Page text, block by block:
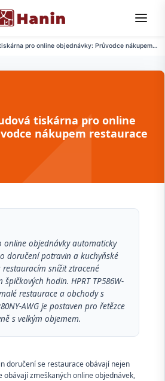
pro online objednávky: Průvodce nákupem
tiskárna pro online
nákupem restaurace
online objednávky automaticky
doručení potravin a kuchyňské
snížit ztracené
hodin. HPRT TP586W-
restaurace a obchody s
AWG je postaven pro řetězce
s velkým objemem.
doručení se restaurace obávají nejen
obávají zmeškaných online objednávek,